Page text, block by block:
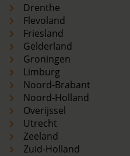
Drenthe
Flevoland
Friesland
Gelderland
Groningen
Limburg
Noord-Brabant
Noord-Holland
Overijssel
Utrecht
Zeeland
Zuid-Holland